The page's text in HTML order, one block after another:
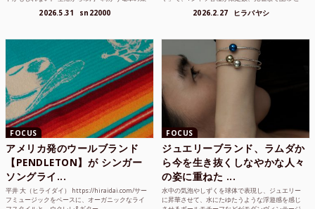
2026.5.31 sn22000 2026.2.27 ヒラバヤシ
FOCUS
アメリカ発のウールブランド
【PENDLETON】が シンガー
ソングライ...
平井 大（ヒライダイ） https://hiraidai.com/サー
フミュージックをベースに、オーガニックなライ
FOCUS
ジュエリーブランド、ラムダか
ら今を生き抜くしなやかな人々
の姿に重ねた ...
水中の気泡やしずくを球体で表現し、ジュエリー
に昇華させて、水にたゆたうような浮遊感を感じ